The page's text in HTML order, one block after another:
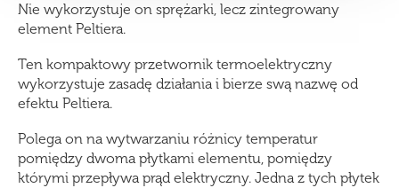
Nie wykorzystuje on sprężarki, lecz zintegrowany
element Peltiera.
Ten kompaktowy przetwornik termoelektryczny
wykorzystuje zasadę działania i bierze swą nazwę od
efektu Peltiera.
Polega on na wytwarzaniu różnicy temperatur
pomiędzy dwoma płytkami elementu, pomiędzy
którymi przepływa prąd elektryczny. Jedna z tych płytek